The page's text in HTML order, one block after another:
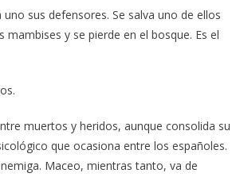
sus defensores. Se salva uno de ellos
y se pierde en el bosque. Es el
muertos y heridos, aunque consolida su
que ocasiona entre los españoles.
Maceo, mientras tanto, va de